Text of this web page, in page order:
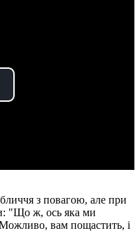
з повагою, але при
"Що ж, ось яка ми
вам пощастить, і